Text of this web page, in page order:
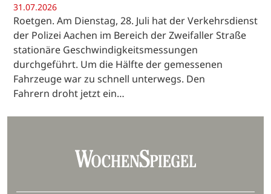
31.07.2026
Roetgen. Am Dienstag, 28. Juli hat der Verkehrsdienst
der Polizei Aachen im Bereich der Zweifaller Straße
stationäre Geschwindigkeitsmessungen
durchgeführt. Um die Hälfte der gemessenen
Fahrzeuge war zu schnell unterwegs. Den
Fahrern droht jetzt ein…